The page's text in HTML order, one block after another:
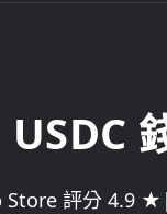
Store 評分 4.9 ★ |